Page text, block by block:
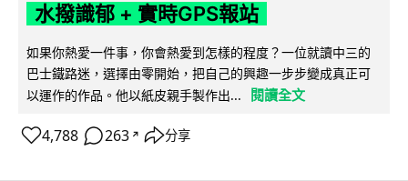
水撥識郁 + 實時GPS報站
如果你熱愛一件事，你會熱愛到怎樣的程度？一位就讀中三的
巴士鐵路迷，選擇由零開始，把自己的興趣一步步變成真正可
以運作的作品。他以紙皮親手製作出...
閱讀全文
4,788 263 ↗ 分享